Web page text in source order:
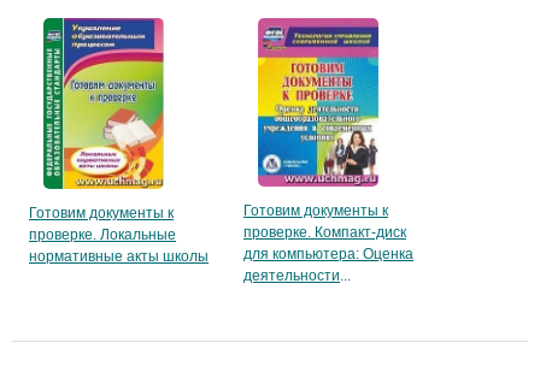
Готовим документы к
проверке. Локальные
нормативные акты школы
Готовим документы к
проверке. Компакт-диск
для компьютера: Оценка
деятельности